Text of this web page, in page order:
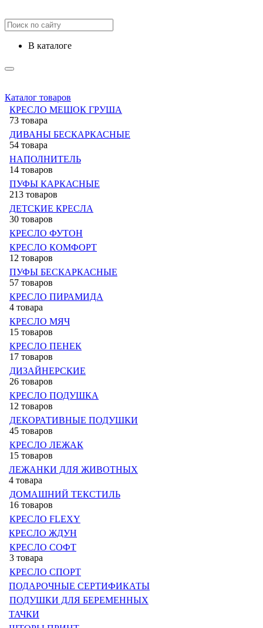
в каталоге
Каталог товаров
КРЕСЛО МЕШОК ГРУША
73 товара
ДИВАНЫ БЕСКАРКАСНЫЕ
54 товара
НАПОЛНИТЕЛЬ
14 товаров
ПУФЫ КАРКАСНЫЕ
213 товаров
ДЕТСКИЕ КРЕСЛА
30 товаров
КРЕСЛО ФУТОН
КРЕСЛО КОМФОРТ
12 товаров
ПУФЫ БЕСКАРКАСНЫЕ
57 товаров
КРЕСЛО ПИРАМИДА
4 товара
КРЕСЛО МЯЧ
15 товаров
КРЕСЛО ПЕНЕК
17 товаров
ДИЗАЙНЕРСКИЕ
26 товаров
КРЕСЛО ПОДУШКА
12 товаров
ДЕКОРАТИВНЫЕ ПОДУШКИ
45 товаров
КРЕСЛО ЛЕЖАК
15 товаров
ЛЕЖАНКИ ДЛЯ ЖИВОТНЫХ
4 товара
ДОМАШНИЙ ТЕКСТИЛЬ
16 товаров
КРЕСЛО FLEXY
КРЕСЛО ЖДУН
КРЕСЛО СОФТ
3 товара
КРЕСЛО СПОРТ
ПОДАРОЧНЫЕ СЕРТИФИКАТЫ
ПОДУШКИ ДЛЯ БЕРЕМЕННЫХ
ТАЧКИ